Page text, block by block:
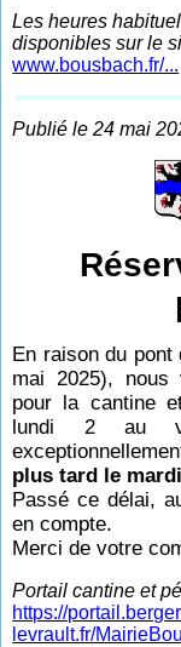
Les heures
disponibles sur le
www.bousbach.fr/...
Publié le 24 mai
En raison du
mai 2025), nous
pour la cantine
lundi 2 au
plus tard le
Passé ce délai,
en compte.
Merci de votre
Portail cantine et
https://
levrault.fr/